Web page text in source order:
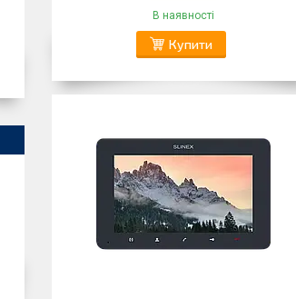
В наявності
Купити